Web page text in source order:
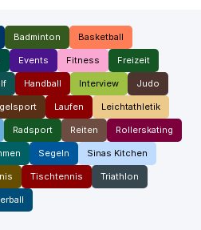
Badminton Basketball
Events Fitness Freizeit
Handball Interview Judo
Laufen Leichtathletik
Radsport Reiten Rollerskating
Segeln Sinas Kitchen
Tischtennis Triathlon